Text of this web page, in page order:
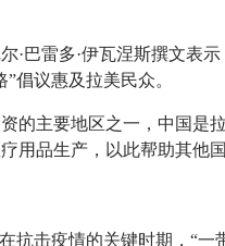
·巴雷多·伊瓦涅斯撰文表
倡议惠及拉美民众。
的主要地区之一，中国是
用品生产，以此帮助其他
抗击疫情的关键时期，“